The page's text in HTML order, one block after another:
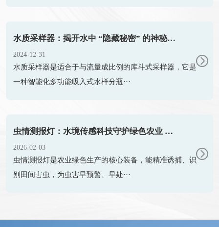
水质采样器：揭开水中 “隐藏秘密” 的神秘钥匙？
2024-12-31
水质采样器是适合于与流量成比例的库斗式采样器，它是
一种智能化多功能吸入式水样分瓶···
虫情测报灯：水境传感科技守护绿色农业 精准防控虫害
2026-02-03
虫情测报灯是农业绿色生产的核心装备，能精准诱捕、识
别田间害虫，为虫害早预警、早处···